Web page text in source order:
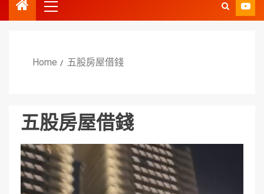
Home 五股房屋借錢
五股房屋借錢